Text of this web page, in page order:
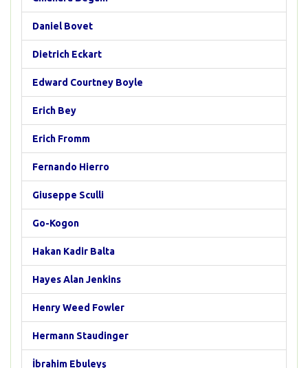
Daniel Bovet
Dietrich Eckart
Edward Courtney Boyle
Erich Bey
Erich Fromm
Fernando Hierro
Giuseppe Sculli
Go-Kogon
Hakan Kadir Balta
Hayes Alan Jenkins
Henry Weed Fowler
Hermann Staudinger
İbrahim Ebuleyş